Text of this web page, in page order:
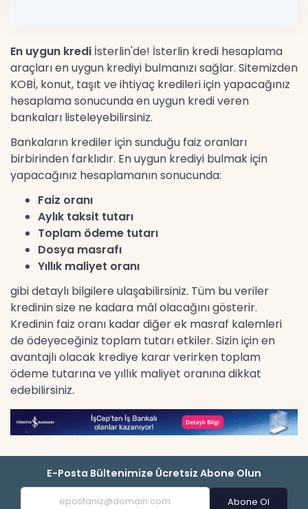
En uygun kredi İsterlin'de! İsterlin kredi hesaplama
araçları en uygun krediyi bulmanızı sağlar. Sitemizden
KOBİ, konut, taşıt ve ihtiyaç kredileri için yapacağınız
hesaplama sonucunda en uygun kredi veren
bankaları listeleyebilirsiniz.
Bankaların krediler için sunduğu faiz oranları
birbirinden farklıdır. En uygun krediyi bulmak için
yapacağınız hesaplamanın sonucunda:
Faiz oranı
Aylık taksit tutarı
Toplam ödeme tutarı
Dosya masrafı
Yıllık maliyet oranı
gibi detaylı bilgilere ulaşabilirsiniz. Tüm bu veriler
kredinin size ne kadara mâl olacağını gösterir.
Kredinin faiz oranı kadar diğer ek masraf kalemleri
de ödeyeceğiniz toplam tutarı etkiler. Sizin için en
avantajlı olacak krediye karar verirken toplam
ödeme tutarına ve yıllık maliyet oranına dikkat
edebilirsiniz.
E-Posta Bültenimize Ücretsiz Abone Olun
Abone Ol